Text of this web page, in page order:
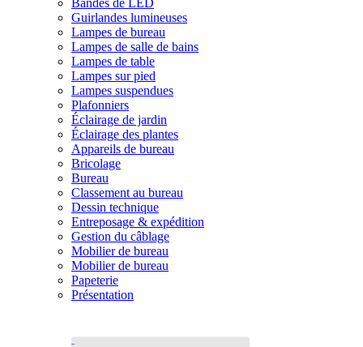
Bandes de LED
Guirlandes lumineuses
Lampes de bureau
Lampes de salle de bains
Lampes de table
Lampes sur pied
Lampes suspendues
Plafonniers
Éclairage de jardin
Éclairage des plantes
Appareils de bureau
Bricolage
Bureau
Classement au bureau
Dessin technique
Entreposage & expédition
Gestion du câblage
Mobilier de bureau
Mobilier de bureau
Papeterie
Présentation